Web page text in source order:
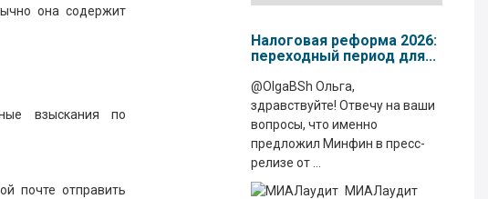
она содержит
взыскания по
почте отправить
Налоговая реформа 2026:
переходный период для...
@OlgaBSh Ольга,
здравствуйте! Отвечу на ваши
вопросы, что именно
предложил Минфин в пресс-
релизе от ...
МИАЛаудит